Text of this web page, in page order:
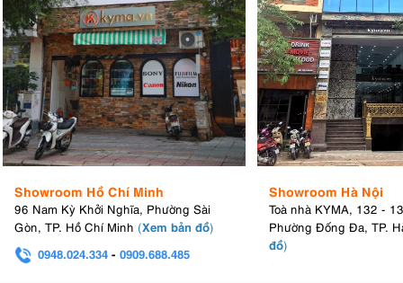
Showroom Hồ Chí Minh
96 Nam Kỳ Khởi Nghĩa, Phường Sài
Gòn, TP. Hồ Chí Minh (Xem bản đồ)
0948.024.334 - 0909.688.485
Showroom Hà Nội
Toà nhà KYMA, 132 -
Phường Đống Đa, TP.
đồ)